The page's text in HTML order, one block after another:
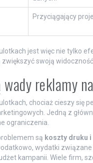
Przyciągający
jest więc nie tylko
zwiększyć swoją
wady reklamy
chociaż cieszy się
Jedną z
ograniczenia.
są koszty druku
wydatki
kampanii. Wiele firm,